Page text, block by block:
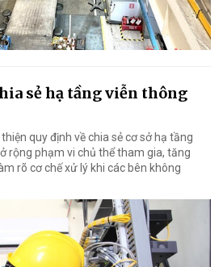
sẻ hạ tầng viễn thông
quy định về chia sẻ cơ sở hạ tầng
rộng phạm vi chủ thể tham gia, tăng
rõ cơ chế xử lý khi các bên không